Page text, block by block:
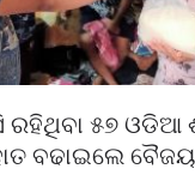
ରହିଥିବା ୫୭
ବଢାଇଲେ